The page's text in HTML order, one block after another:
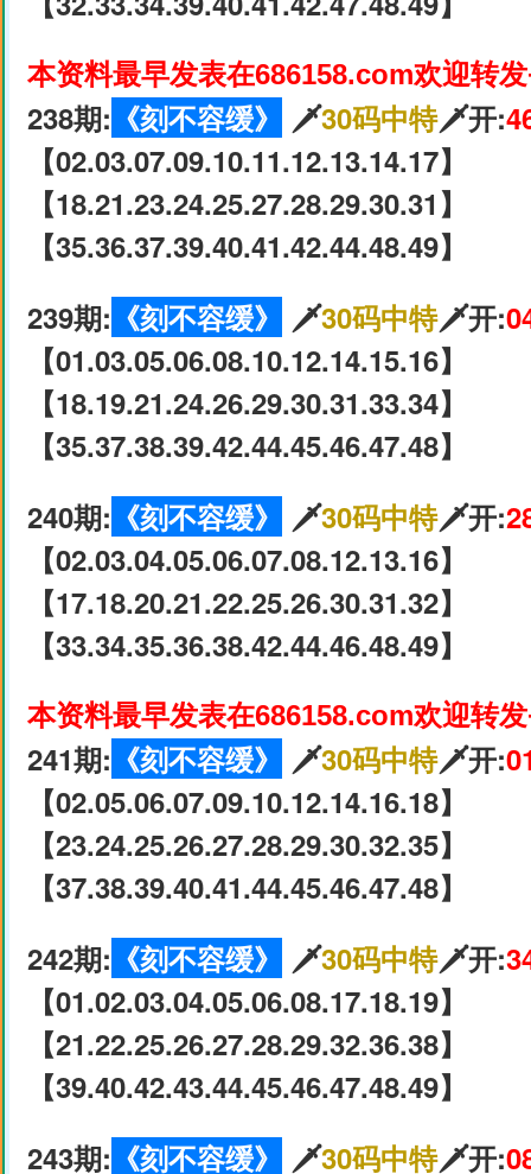
本资料最早发表在686158.com欢迎转
238期: 《刻不容缓》 🗡30码中特🗡开:
【02.03.07.09.10.11.12.13.14.17】
【18.21.23.24.25.27.28.29.30.31】
【35.36.37.39.40.41.42.44.48.49】
239期: 《刻不容缓》 🗡30码中特🗡开:
【01.03.05.06.08.10.12.14.15.16】
【18.19.21.24.26.29.30.31.33.34】
【35.37.38.39.42.44.45.46.47.48】
240期: 《刻不容缓》 🗡30码中特🗡开:
【02.03.04.05.06.07.08.12.13.16】
【17.18.20.21.22.25.26.30.31.32】
【33.34.35.36.38.42.44.46.48.49】
本资料最早发表在686158.com欢迎转
241期: 《刻不容缓》 🗡30码中特🗡开:
【02.05.06.07.09.10.12.14.16.18】
【23.24.25.26.27.28.29.30.32.35】
【37.38.39.40.41.44.45.46.47.48】
242期: 《刻不容缓》 🗡30码中特🗡开:
【01.02.03.04.05.06.08.17.18.19】
【21.22.25.26.27.28.29.32.36.38】
【39.40.42.43.44.45.46.47.48.49】
243期: 《刻不容缓》 🗡30码中特🗡开: